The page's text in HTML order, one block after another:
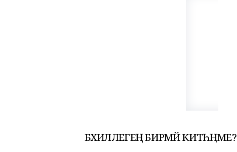
БӘХИЛЛЕГЕҢ БИРМӘЙ КИТӘҺӘҢМЕ?